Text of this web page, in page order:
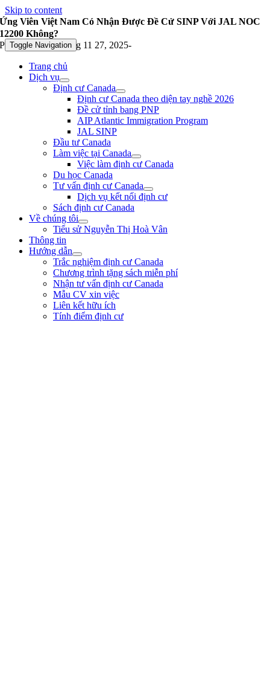
Skip to content
Toggle Navigation
Trang chủ
Dịch vụ
Định cư Canada
Định cư Canada theo diện tay nghề 2026
Đề cử tỉnh bang PNP
AIP Atlantic Immigration Program
JAL SINP
Đầu tư Canada
Làm việc tại Canada
Việc làm định cư Canada
Du học Canada
Tư vấn định cư Canada
Dịch vụ kết nối định cư
Sách định cư Canada
Về chúng tôi
Tiểu sử Nguyễn Thị Hoà Vân
Thông tin
Hướng dẫn
Trắc nghiệm định cư Canada
Chương trình tặng sách miễn phí
Nhận tư vấn định cư Canada
Mẫu CV xin việc
Liên kết hữu ích
Tính điểm định cư
Ứng Viên Việt Nam Có Nhận Được Đề Cử SINP Với JAL NOC
12200 Không?
Published On: Tháng 11 27, 2025-